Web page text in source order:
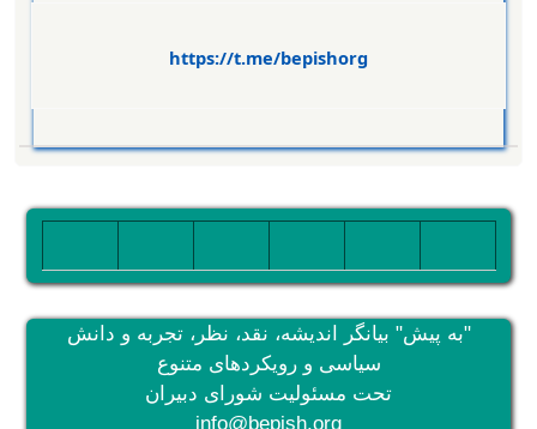
https://t.me/bepishorg
"به پیش" بیانگر اندیشه، نقد، نظر، تجربه و دانش
سیاسی و رویکردهای متنوع
تحت مسئولیت شورای دبیران
info@bepish.org